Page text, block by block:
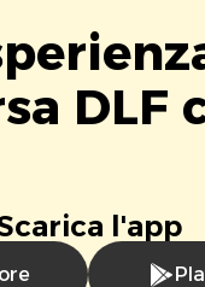
DLF
l'app